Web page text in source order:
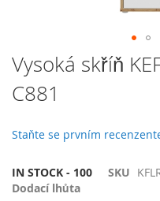
Přeskočit
na
začátek
galerie
obrázky
Vysoká skříň
C881
Staňte se prvním
IN STOCK - 100 SKU
Dodací lhůta